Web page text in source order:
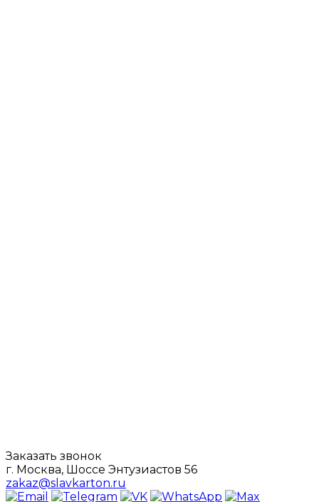
Заказать звонок
г. Москва, Шоссе Энтузиастов 56
zakaz@slavkarton.ru